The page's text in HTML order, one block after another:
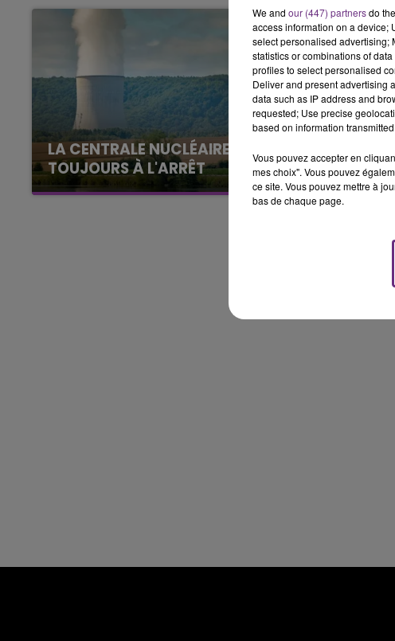
LA CENTRALE NUCLÉAIRE DE CHOOZ
TOUJOURS À L'ARRÊT
Cela fait déjà une semaine que la centrale
nucléaire ardennaise est à l'arrêt. Une situation
We and our (447) partnersdo
access information on a device;
select personalised advertising;
statistics or combinations of
profiles to select personalised
Deliver and present advertising
data such as IP address and
requested; Use precise
based on information
Vous pouvez accepter en
mes choix". Vous pouvez
ce site. Vous pouvez mettre à
bas de chaque page.